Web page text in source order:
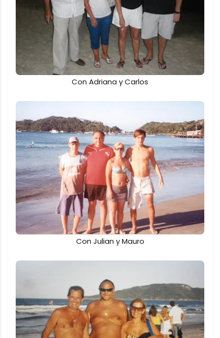
Con Adriana y Carlos
Con Julian y Mauro